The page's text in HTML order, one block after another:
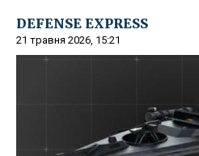
DEFENSE EXPRESS
21 травня 2026, 15:21